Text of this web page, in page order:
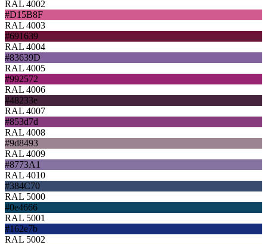
RAL 4002
#D15B8F
RAL 4003
#691639
RAL 4004
#83639D
RAL 4005
#992572
RAL 4006
#48233e
RAL 4007
#853d7d
RAL 4008
#9d8493
RAL 4009
#8773A1
RAL 4010
#384C70
RAL 5000
#0e4666
RAL 5001
#162e7b
RAL 5002